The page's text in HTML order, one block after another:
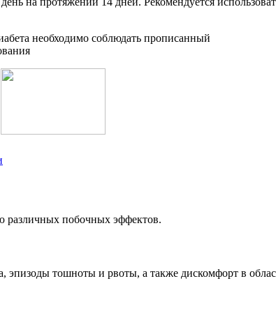
различных побочных эффектов.
тошноты и рвоты, а также дискомфорт в